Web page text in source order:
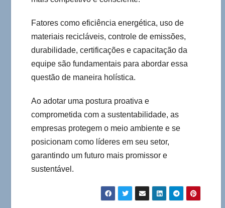
Fatores como eficiência energética, uso de
materiais recicláveis, controle de emissões,
durabilidade, certificações e capacitação da
equipe são fundamentais para abordar essa
questão de maneira holística.
Ao adotar uma postura proativa e
comprometida com a sustentabilidade, as
empresas protegem o meio ambiente e se
posicionam como líderes em seu setor,
garantindo um futuro mais promissor e
sustentável.